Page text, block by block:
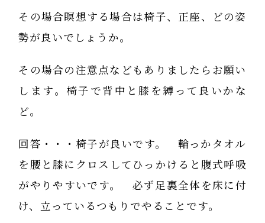
その場合瞑想する場合は椅子、正座、どの姿
勢が良いでしょうか。
その場合の注意点などもありましたらお願い
します。椅子で背中と膝を縛って良いかな
ど。
回答・・・椅子が良いです。 輪っかタオル
を腰と膝にクロスしてひっかけると腹式呼吸
がやりやすいです。 必ず足裏全体を床に付
け、立っているつもりでやることです。